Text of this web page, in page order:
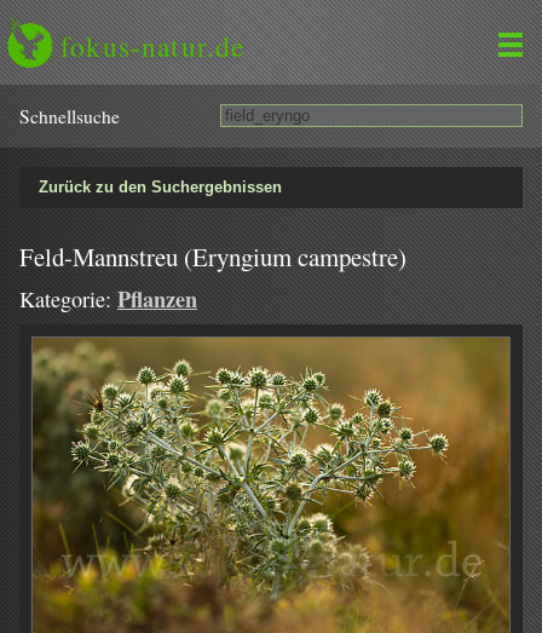
fokus-natur.de
Schnell­suche
Zurück zu den Suchergebnissen
Feld-Mannstreu (Eryngium campestre)
Kategorie: Pflanzen